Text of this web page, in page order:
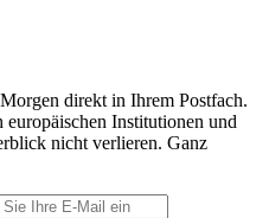
direkt in Ihrem Postfach.
Institutionen und
nicht verlieren. Ganz